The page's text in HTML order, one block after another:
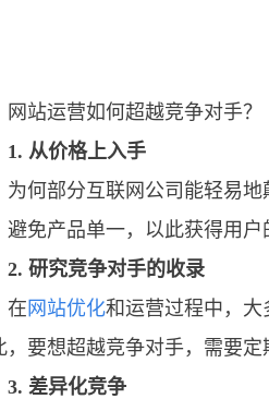
网站运营如何超越竞争对手？
1. 从价格上入手
部分互联网公司能轻易地
避免产品单一，以此获得用
2. 研究竞争对手的收录
网站优化和运营过程中，大
，要想超越竞争对手，需要
3. 差异化竞争